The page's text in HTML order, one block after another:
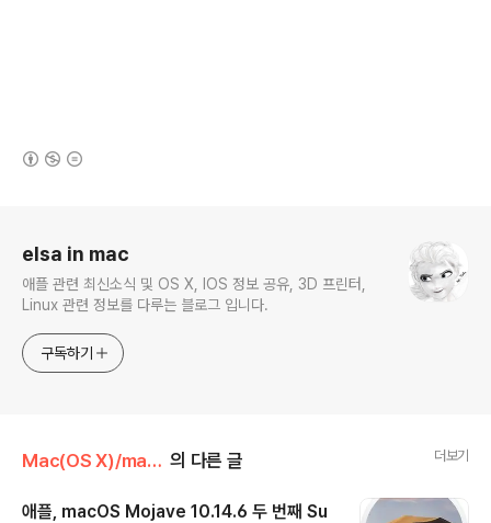
elsa in mac
애플 관련 최신소식 및 OS X, IOS 정보 공유, 3D 프린터,
Linux 관련 정보를 다루는 블로그 입니다.
구독하기
Mac(OS X)/macOS Mojave (10.14) 의 다른 글 더보기
애플, macOS Mojave 10.14.6 두 번째 Su